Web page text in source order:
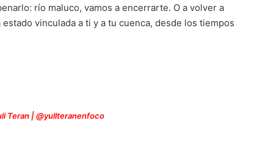
río maluco, vamos a encerrarte. O a volver a
vinculada a ti y a tu cuenca, desde los tiempos
Teran | @yullteranenfoco